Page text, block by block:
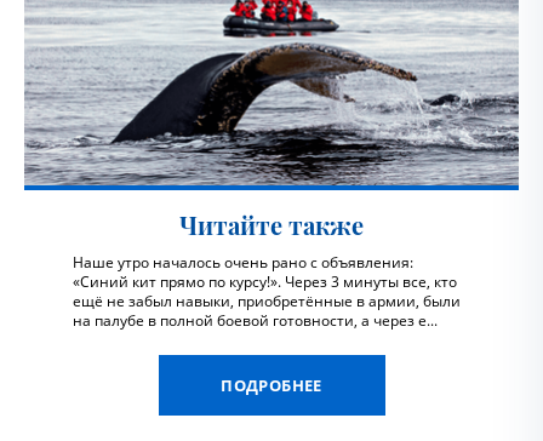
Читайте также
Наше утро началось очень рано с объявления:
«Синий кит прямо по курсу!». Через 3 минуты все, кто
ещё не забыл навыки, приобретённые в армии, были
на палубе в полной боевой готовности, а через е...
ПОДРОБНЕЕ